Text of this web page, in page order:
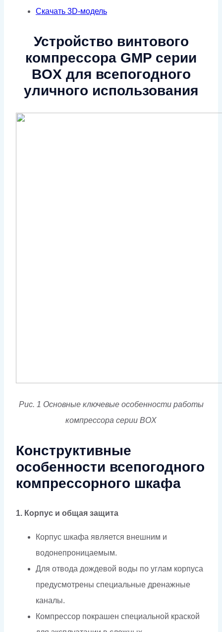
Скачать 3D-модель
Устройство винтового
компрессора GMP серии
BOX для всепогодного
уличного использования
Рис. 1 Основные ключевые особенности работы
компрессора серии BOX
Конструктивные
особенности всепогодного
компрессорного шкафа
1. Корпус и общая защита
Корпус шкафа является внешним и
водонепроницаемым.
Для отвода дождевой воды по углам корпуса
предусмотрены специальные дренажные
каналы.
Компрессор покрашен специальной краской